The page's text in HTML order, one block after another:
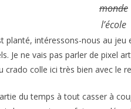
monde
l’école
planté, intéressons-nous au jeu
Je ne vais pas parler de pixel
crado colle ici très bien avec le
du temps à tout casser à